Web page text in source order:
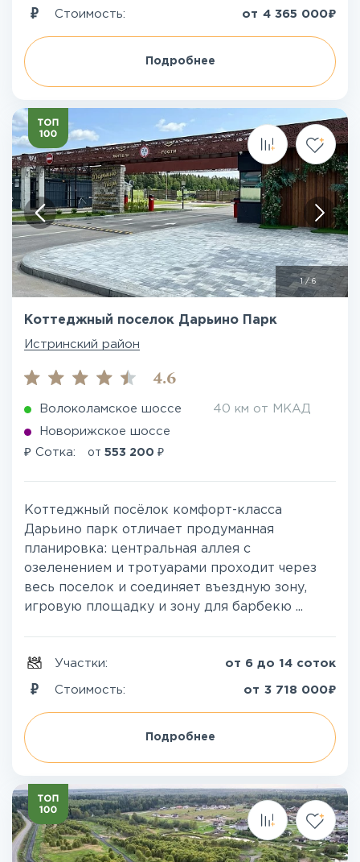
Стоимость: от 4 365 000₽
Подробнее
1/6
Коттеджный поселок Дарьино Парк
Истринский район
4.6
Волоколамское шоссе 40 км от МКАД
Новорижское шоссе
₽ Сотка: от 553 200 ₽
Коттеджный посёлок комфорт-класса
Дарьино парк отличает продуманная
планировка: центральная аллея с
озеленением и тротуарами проходит через
весь поселок и соединяет въездную зону,
игровую площадку и зону для барбекю ...
Участки: от 6 до 14 соток
Стоимость: от 3 718 000₽
Подробнее